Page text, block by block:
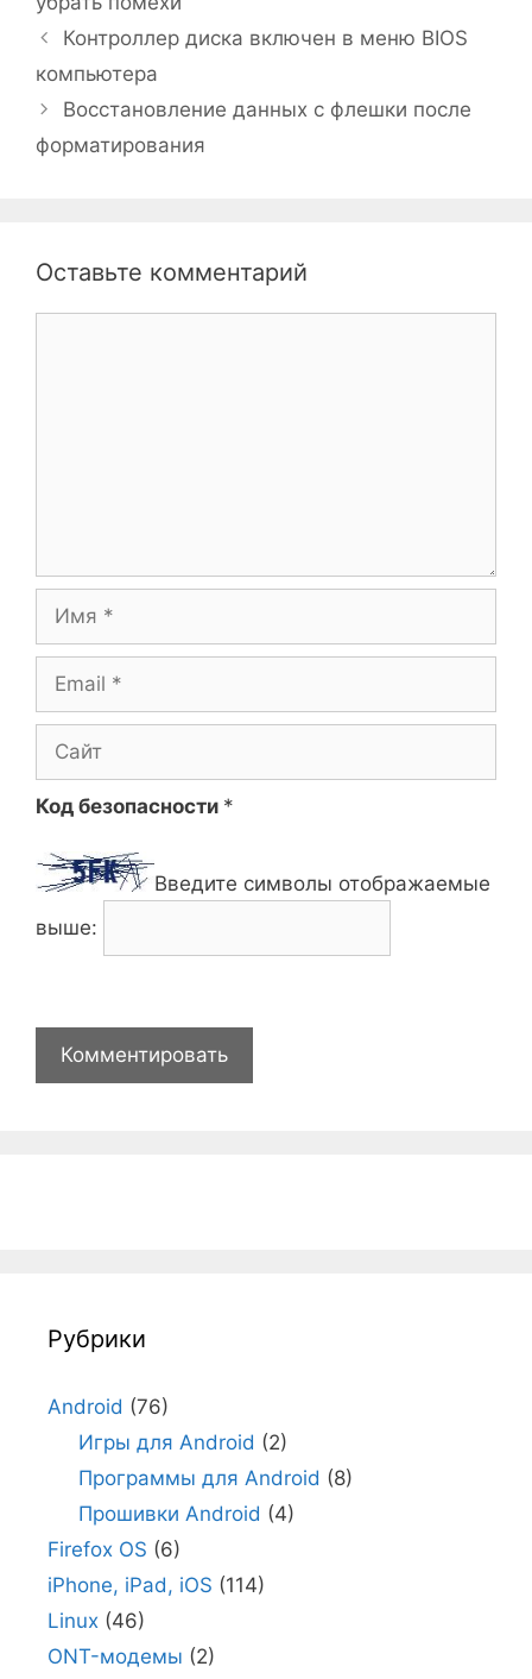
Контроллер диска включен в меню BIOS
компьютера
Восстановление данных с флешки после
форматирования
Оставьте комментарий
Код безопасности *
Введите символы отображаемые
выше:
Рубрики
Android (76)
Игры для Android (2)
Программы для Android (8)
Прошивки Android (4)
Firefox OS (6)
iPhone, iPad, iOS (114)
Linux (46)
ONT-модемы (2)